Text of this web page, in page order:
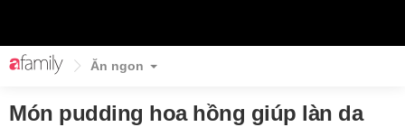
Ăn ngon
Món pudding hoa hồng giúp làn da